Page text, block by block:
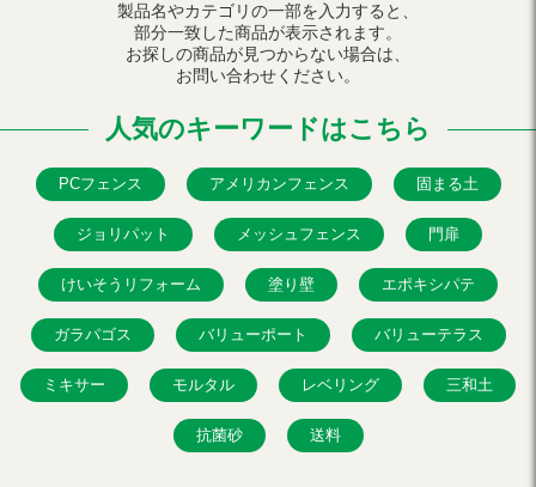
製品名やカテゴリの一部を入力すると、
部分一致した商品が表示されます。
お探しの商品が見つからない場合は、
お問い合わせください。
人気のキーワードはこちら
PCフェンス アメリカンフェンス 固まる土
ジョリパット メッシュフェンス 門扉
けいそうリフォーム 塗り壁 エポキシパテ
ガラパゴス バリューポート バリューテラス
ミキサー モルタル レベリング 三和土
抗菌砂 送料